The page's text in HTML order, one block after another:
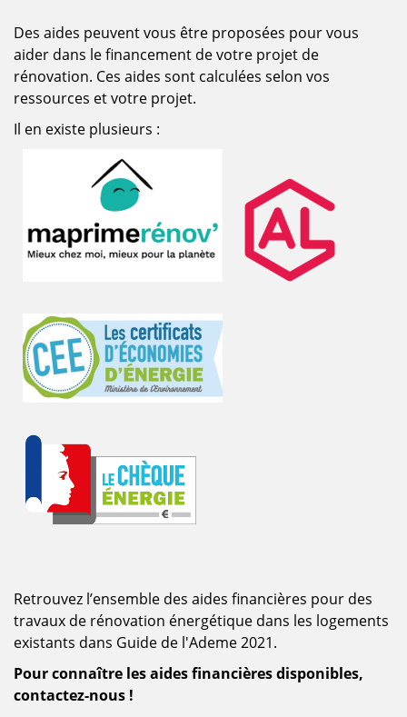
Des aides peuvent vous être proposées pour vous
aider dans le financement de votre projet de
rénovation. Ces aides sont calculées selon vos
ressources et votre projet.
Il en existe plusieurs :
Retrouvez l’ensemble des aides financières pour des
travaux de rénovation énergétique dans les logements
existants dans Guide de l'Ademe 2021.
Pour connaître les aides financières disponibles,
contactez-nous !